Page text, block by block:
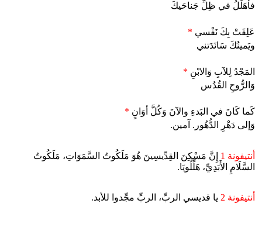
فأُهَلِّلُ في ظِلِّ جَناحَيكَ
عَلِقَتْ بِكَ نَفْسي *
ويَمينُكَ سَانَدَتني
المَجْدُ لِلآبِ وَالابْنِ *
وَالرُّوحِ القُدُس
كَما كَانَ في البَدءِ والآنَ وَكُلَّ أوَانٍ *
وَإلى دَهْرِ الدُّهُور. آمين.
أنتيفونة 1
إِنَّ مَسْكِنَ القِدِّيسِينَ هُوَ مَلَكُوتُ السَّمَوَاتِ، مَلَكُوتُ
السَّلَامِ الأَبَدِيِّ، هَلِّلُويَا.
أنتيفونة 2 يا قديسي الربِّ، الربِّ مجِّدوا للأبد.